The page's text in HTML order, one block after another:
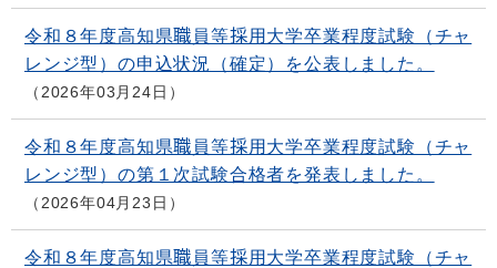
令和８年度高知県職員等採用大学卒業程度試験（チャ
レンジ型）の申込状況（確定）を公表しました。
2026年03月24日
令和８年度高知県職員等採用大学卒業程度試験（チャ
レンジ型）の第１次試験合格者を発表しました。
2026年04月23日
令和８年度高知県職員等採用大学卒業程度試験（チャ